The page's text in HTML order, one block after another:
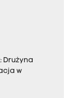
Drużyna
w